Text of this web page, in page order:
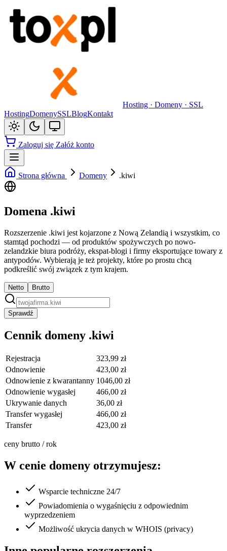
Hosting · Domeny · SSL
HostingDomenySSLBlogKontakt
Zaloguj się Załóż konto
Strona główna Domeny .kiwi
Domena .kiwi
Rozszerzenie .kiwi jest kojarzone z Nową Zelandią i wszystkim, co
stamtąd pochodzi — od produktów spożywczych po nowo­
zelandzkie biura podróży, ekspat-blogi i firmy eksportujące towary z
antypodów. Wybierają je też projekty, które po prostu chcą
podkreślić swój związek z tym krajem.
Netto Brutto
Sprawdź
Cennik domeny .kiwi
Rejestracja
323,99 zł
Odnowienie
423,00 zł
Odnowienie z kwarantanny 1046,00 zł
Odnowienie wygasłej
466,00 zł
Ukrywanie danych
36,00 zł
Transfer wygasłej
466,00 zł
Transfer
423,00 zł
ceny brutto / rok
W cenie domeny otrzymujesz:
Wsparcie techniczne 24/7
Powiadomienia o wygaśnięciu z odpowiednim
wyprzedzeniem
Możliwość ukrycia danych w WHOIS (privacy)